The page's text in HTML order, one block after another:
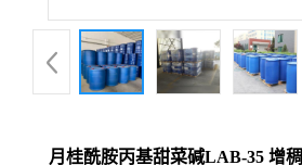
月桂酰胺丙基甜菜碱LAB-35 增